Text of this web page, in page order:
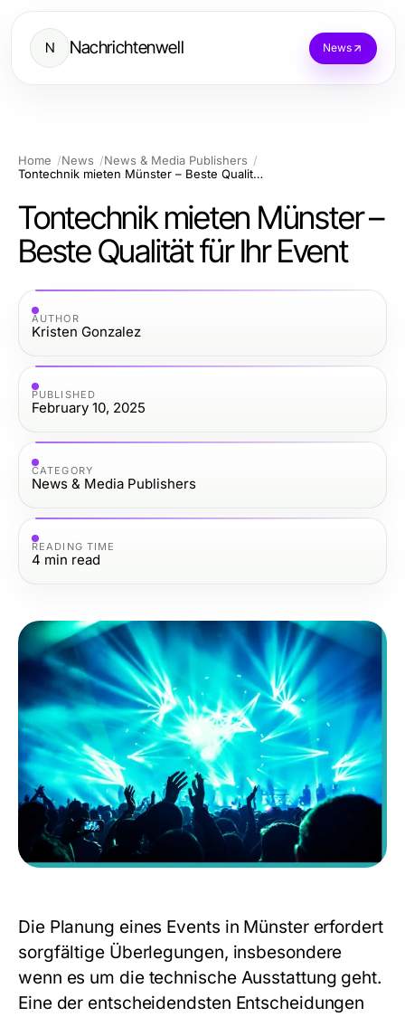
N Nachrichtenwell News
Home News
News & Media Publishers
Tontechnik mieten Münster – Beste Qualität für Ihr Event
Tontechnik mieten Münster –
Beste Qualität für Ihr Event
AUTHOR
Kristen Gonzalez
PUBLISHED
February 10, 2025
CATEGORY
News & Media Publishers
READING TIME
4 min read
Die Planung eines Events in Münster erfordert
sorgfältige Überlegungen, insbesondere
wenn es um die technische Ausstattung geht.
Eine der entscheidendsten Entscheidungen